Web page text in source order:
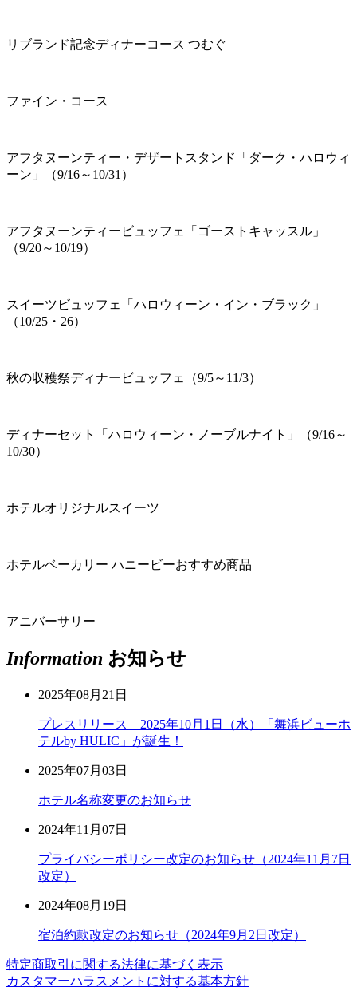
リブランド記念ディナーコース つむぐ
ファイン・コース
アフタヌーンティー・デザートスタンド「ダーク・ハロウィ
ーン」（9/16～10/31）
アフタヌーンティービュッフェ「ゴーストキャッスル」
（9/20～10/19）
スイーツビュッフェ「ハロウィーン・イン・ブラック」
（10/25・26）
秋の収穫祭ディナービュッフェ（9/5～11/3）
ディナーセット「ハロウィーン・ノーブルナイト」（9/16～
10/30）
ホテルオリジナルスイーツ
ホテルベーカリー ハニービーおすすめ商品
アニバーサリー
Information お知らせ
2025年08月21日
プレスリリース 2025年10月1日（水）「舞浜ビューホ
テルby HULIC」が誕生！
2025年07月03日
ホテル名称変更のお知らせ
2024年11月07日
プライバシーポリシー改定のお知らせ（2024年11月7日
改定）
2024年08月19日
宿泊約款改定のお知らせ（2024年9月2日改定）
特定商取引に関する法律に基づく表示
カスタマーハラスメントに対する基本方針